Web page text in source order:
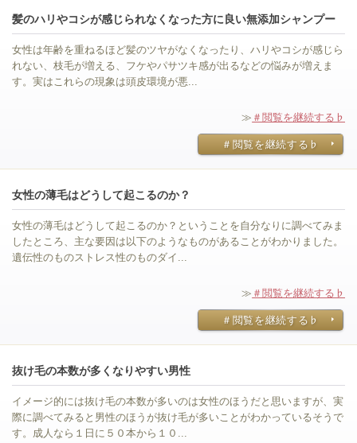
髪のハリやコシが感じられなくなった方に良い無添加シャンプー
女性は年齢を重ねるほど髪のツヤがなくなったり、ハリやコシが感じら
れない、枝毛が増える、フケやパサツキ感が出るなどの悩みが増えま
す。実はこれらの現象は頭皮環境が悪...
≫ ＃閲覧を継続する♭
＃閲覧を継続する♭
女性の薄毛はどうして起こるのか？
女性の薄毛はどうして起こるのか？ということを自分なりに調べてみま
したところ、主な要因は以下のようなものがあることがわかりました。
遺伝性のものストレス性のものダイ...
≫ ＃閲覧を継続する♭
＃閲覧を継続する♭
抜け毛の本数が多くなりやすい男性
イメージ的には抜け毛の本数が多いのは女性のほうだと思いますが、実
際に調べてみると男性のほうが抜け毛が多いことがわかっているそうで
す。成人なら１日に５０本から１０...